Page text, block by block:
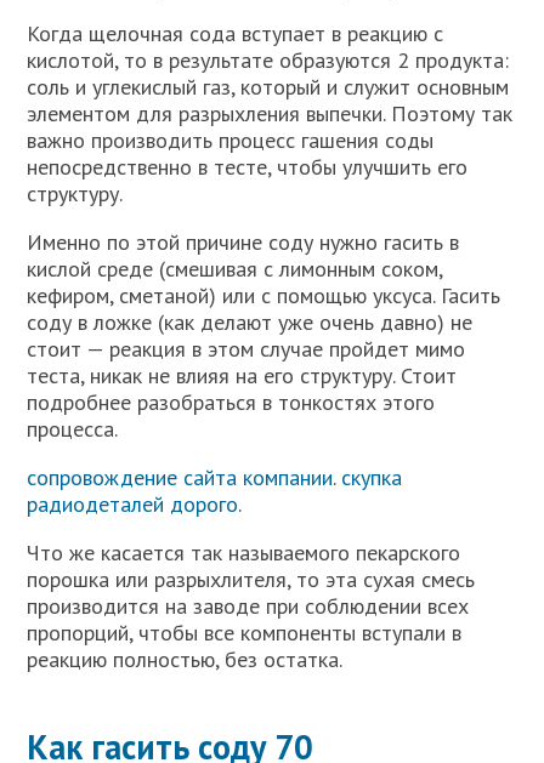
Когда щелочная сода вступает в реакцию с
кислотой, то в результате образуются 2 продукта:
соль и углекислый газ, который и служит основным
элементом для разрыхления выпечки. Поэтому так
важно производить процесс гашения соды
непосредственно в тесте, чтобы улучшить его
структуру.
Именно по этой причине соду нужно гасить в
кислой среде (смешивая с лимонным соком,
кефиром, сметаной) или с помощью уксуса. Гасить
соду в ложке (как делают уже очень давно) не
стоит — реакция в этом случае пройдет мимо
теста, никак не влияя на его структуру. Стоит
подробнее разобраться в тонкостях этого
процесса.
сопровождение сайта компании. скупка
радиодеталей дорого.
Что же касается так называемого пекарского
порошка или разрыхлителя, то эта сухая смесь
производится на заводе при соблюдении всех
пропорций, чтобы все компоненты вступали в
реакцию полностью, без остатка.
Как гасить соду 70